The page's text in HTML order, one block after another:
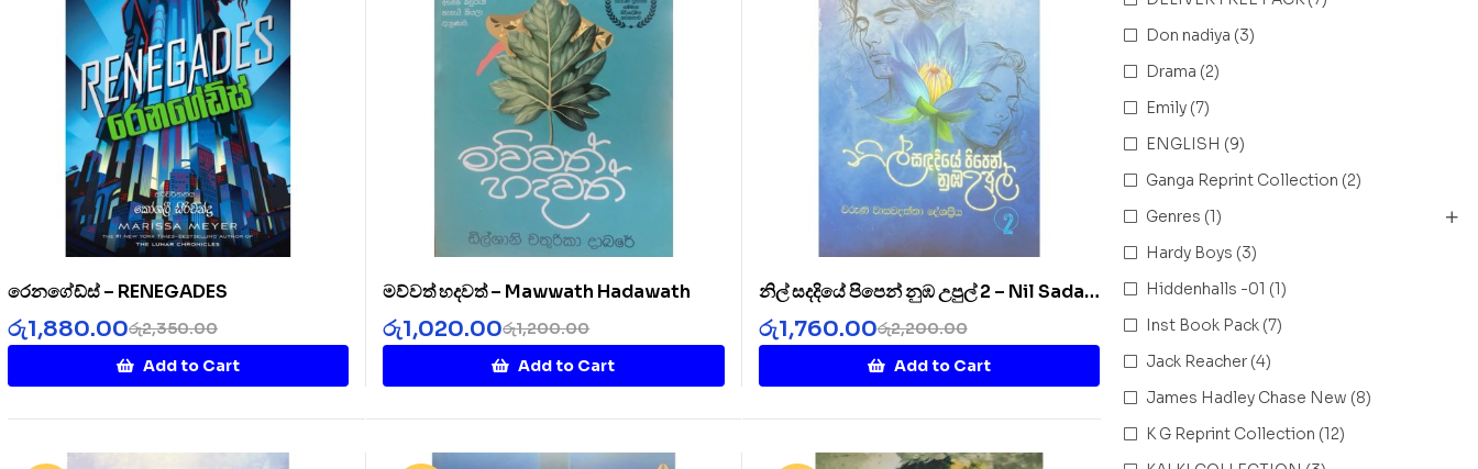
රෙනගේඩ්ස් – RENEGADES
රු2,350.00
රු1,880.00
Add to Cart
මව්වත් හදවත් – Mawwath Hadawath
රු1,200.00
රු1,020.00
Add to Cart
නිල් සදදියේ පිපෙන් නුඹ උපුල් 2 – Nil Sada
Diye 2
රු2,200.00
රු1,760.00
Add to Cart
Don nadiya (3)
Drama (2)
Emily (7)
ENGLISH (9)
Ganga Reprint Collection (2)
Genres (1)
Hardy Boys (3)
Hiddenhalls -01 (1)
Inst Book Pack (7)
Jack Reacher (4)
James Hadley Chase New (8)
K G Reprint Collection (12)